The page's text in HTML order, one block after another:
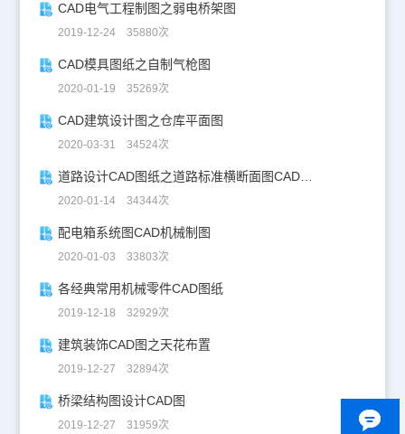
CAD电气工程制图之弱电桥架图
2019-12-24 35880次
CAD模具图纸之自制气枪图
2020-01-19 35269次
CAD建筑设计图之仓库平面图
2020-03-31 34524次
道路设计CAD图纸之道路标准横断面图CAD图纸
2020-01-14 34344次
配电箱系统图CAD机械制图
2020-01-03 33803次
各经典常用机械零件CAD图纸
2019-12-18 32929次
建筑装饰CAD图之天花布置
2019-12-27 32894次
桥梁结构图设计CAD图
2019-12-27 31959次